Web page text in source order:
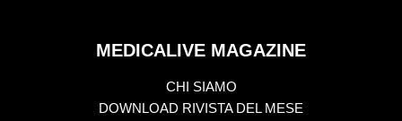
MEDICALIVE MAGAZINE
CHI SIAMO
DOWNLOAD RIVISTA DEL MESE